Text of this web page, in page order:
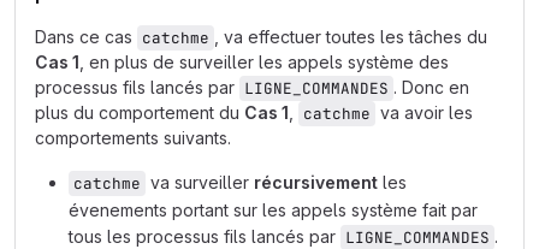
Dans ce cas catchme
, va effectuer toutes les tâches du
Cas 1 , en plus de surveiller les appels système des
processus fils lancés par LIGNE_COMMANDES . Donc en
plus du comportement du Cas 1 catchme va avoir les
comportements suivants.
catchme va surveiller récursivement les
évenements portant sur les appels système fait par
tous les processus fils lancés par LIGNE_COMMANDES .